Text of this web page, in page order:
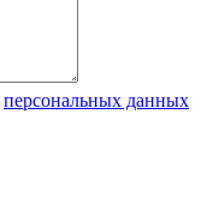
персональных данных